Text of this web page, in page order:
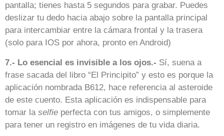
pantalla; tienes hasta 5 segundos para grabar. Puedes
deslizar tu dedo hacia abajo sobre la pantalla principal
para intercambiar entre la cámara frontal y la trasera
(solo para IOS por ahora, pronto en Android)
7.- Lo esencial es invisible a los ojos.- Sí, suena a
frase sacada del libro “El Principito” y esto es porque la
aplicación nombrada B612, hace referencia al asteroide
de este cuento. Esta aplicación es indispensable para
tomar la selfie perfecta con tus amigos, o simplemente
para tener un registro en imágenes de tu vida diaria.